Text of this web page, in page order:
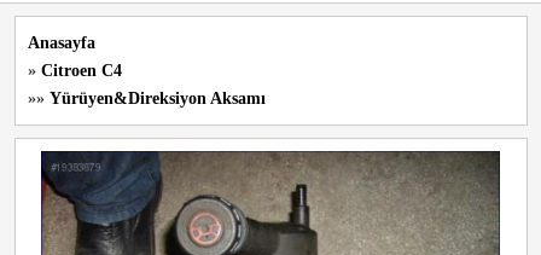
Anasayfa
» Citroen C4
»» Yürüyen&Direksiyon Aksamı